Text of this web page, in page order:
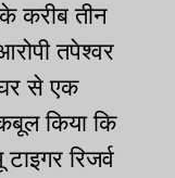
करीब तीन
तपेश्वर
घर से एक
किया कि
रिजर्व